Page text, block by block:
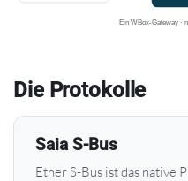
Ein WBox-Gateway ·
Die Protokolle
Saia S-Bus
Ether S-Bus ist das native